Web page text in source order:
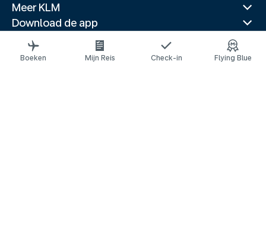
Meer KLM
Download de app
Gerelateerde websites
Reisgidsen
Boeken Mijn Reis Check-in Flying Blue